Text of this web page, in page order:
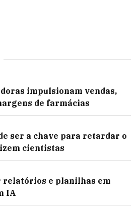
impulsionam vendas,
de farmácias
ser a chave para retardar o
cientistas
relatórios e planilhas em
IA